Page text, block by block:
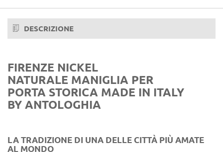
DESCRIZIONE
FIRENZE NICKEL
NATURALE MANIGLIA PER
PORTA STORICA MADE IN ITALY
BY ANTOLOGHIA
LA TRADIZIONE DI UNA DELLE CITTÀ PIÙ AMATE
AL MONDO